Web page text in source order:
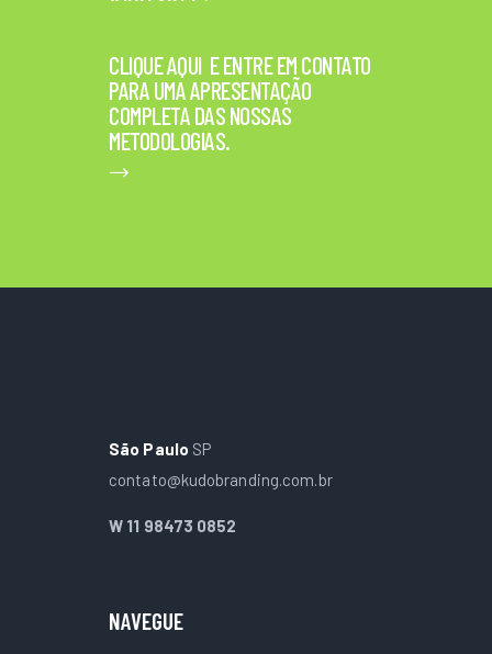
CLIQUE AQUI E ENTRE EM CONTATO
PARA UMA APRESENTAÇÃO
COMPLETA DAS NOSSAS
METODOLOGIAS.
São Paulo SP
contato@kudobranding.com.br
W 11 98473 0852
NAVEGUE